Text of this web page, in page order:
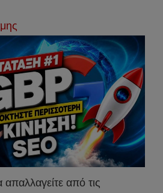
από τις